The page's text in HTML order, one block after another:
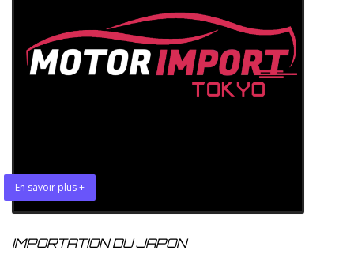
En savoir plus +
IMPORTATION DU JAPON